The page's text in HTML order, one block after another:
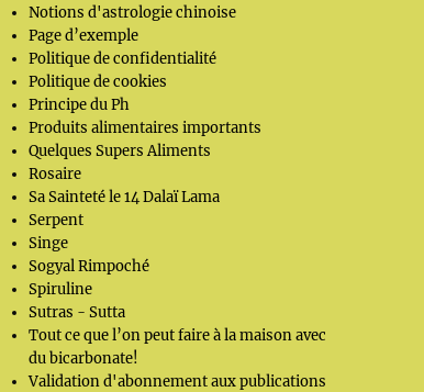
Notions d'astrologie chinoise
Page d’exemple
Politique de confidentialité
Politique de cookies
Principe du Ph
Produits alimentaires importants
Quelques Supers Aliments
Rosaire
Sa Sainteté le 14 Dalaï Lama
Serpent
Singe
Sogyal Rimpoché
Spiruline
Sutras - Sutta
Tout ce que l’on peut faire à la maison avec
du bicarbonate!
Validation d'abonnement aux publications